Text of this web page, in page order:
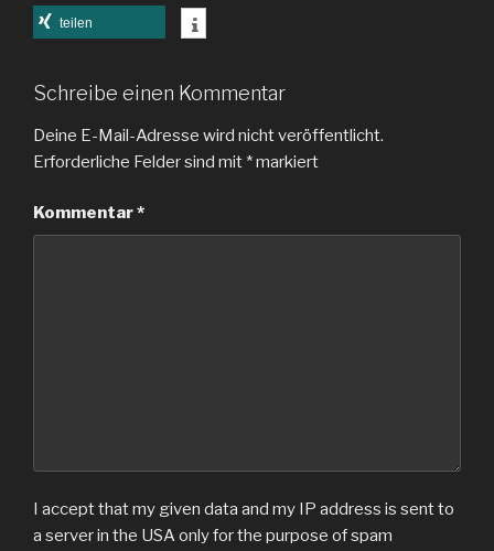
teilen
Schreibe einen Kommentar
Deine E-Mail-Adresse wird nicht veröffentlicht.
Erforderliche Felder sind mit *markiert
Kommentar*
I accept that my given data and my IP address is sent to
a server in the USA only for the purpose of spam